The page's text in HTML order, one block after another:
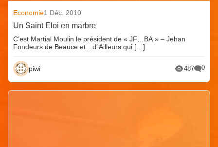
Economie1 Déc. 2010
Un Saint Eloi en marbre
C’est Martial Moulin le président de « JF…BA » – Jehan
Fondeurs de Beauce et…d’ Ailleurs qui […]
piwi 487 0